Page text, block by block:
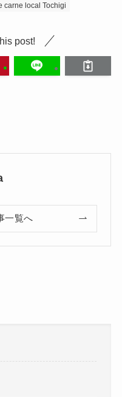
carne local Tochigi
post!
一覧へ